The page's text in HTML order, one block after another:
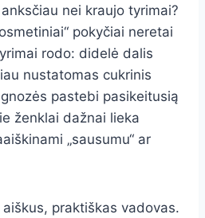
nei kraujo tyrimai?
pokyčiai neretai
rodo: didelė dalis
nustatomas cukrinis
pastebi pasikeitusią
ženklai dažnai lieka
„sausumu“ ar
praktiškas vadovas.